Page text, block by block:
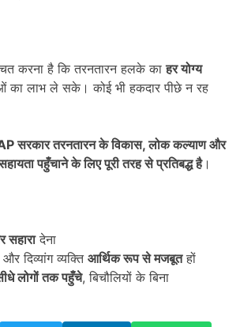
करना है कि तरनतारन हलके काहर योग्य
का लाभ ले सके। कोई भी हकदार पीछे न रह
सरकार तरनतारन के विकास,लोक कल्याण और
पहुँचाने के लिए पूरी तरह से प्रतिबद्ध है।
सहारादेना
दिव्यांग व्यक्ति आर्थिक रूप से मजबूतहों
लोगों तक पहुँचे, बिचौलियों के बिना